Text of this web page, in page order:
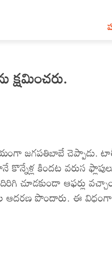
క్షమించరు.
జగపతిబాబే
కిందట వరుస
చూడకుండా ఆఫర్లు
ఆదరణ పొందారు. ఈ